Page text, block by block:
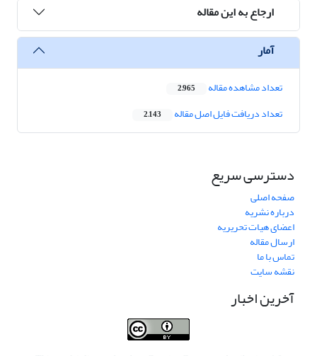
ارجاع به این مقاله
آمار
تعداد مشاهده مقاله 2,965
تعداد دریافت فایل اصل مقاله 2,143
دسترسی سریع
صفحه اصلی
درباره نشریه
اعضای هیات تحریریه
ارسال مقاله
تماس با ما
نقشه سایت
آخرین اخبار